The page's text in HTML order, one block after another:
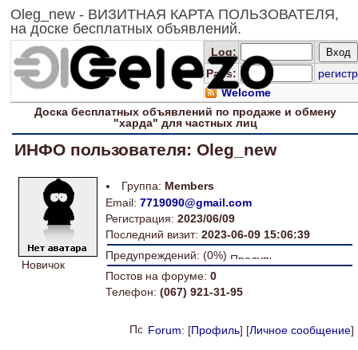
Oleg_new - ВИЗИТНАЯ КАРТА ПОЛЬЗОВАТЕЛЯ,
на доске бесплатных объявлений.
Log:
Pass:
регистр
Welcome
Доскабесплатных объявлений по продаже и обмену
"харда" длячастных лиц
ИНФО пользователя: Oleg_new
Новичок
Группа: Members
Email: 7719090@gmail.com
Регистрация: 2023/06/09
Последний визит: 2023-06-09 15:06:39
Предупреждений: (0%)
Постов на форуме: 0
Телефон: (067) 921-31-95
Forum: [Профиль] [Личное сообщение]